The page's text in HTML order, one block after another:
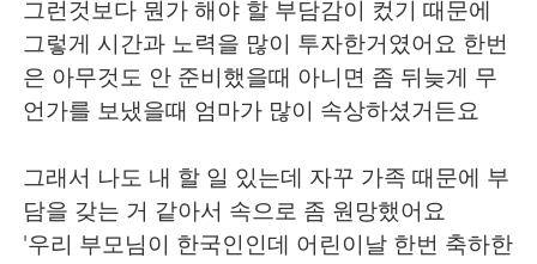
그런것보다 뭔가 해야 할 부담감이 컸기 때문에
그렇게 시간과 노력을 많이 투자한거였어요 한번
은 아무것도 안 준비했을때 아니면 좀 뒤늦게 무
언가를 보냈을때 엄마가 많이 속상하셨거든요
그래서 나도 내 할 일 있는데 자꾸 가족 때문에 부
담을 갖는 거 같아서 속으로 좀 원망했어요
'우리 부모님이 한국인인데 어린이날 한번 축하한